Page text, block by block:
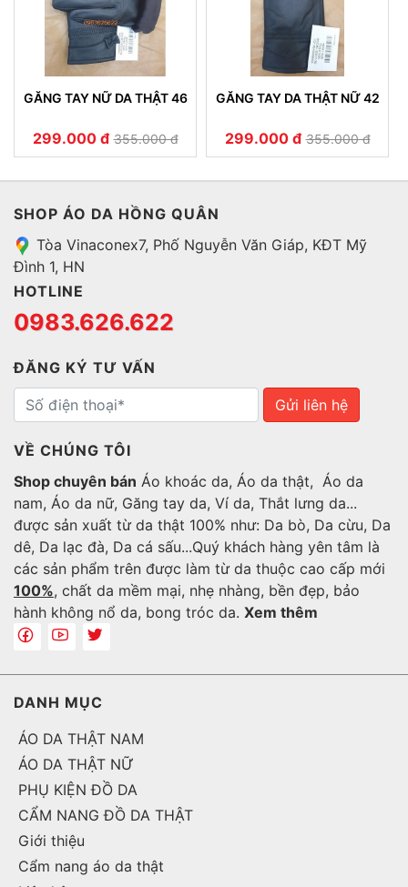
GĂNG TAY NỮ DA THẬT 46
299.000 đ 355.000 đ
GĂNG TAY DA THẬT NỮ 42
299.000 đ 355.000 đ
SHOP ÁO DA HỒNG QUÂN
Tòa Vinaconex7, Phố Nguyễn Văn Giáp, KĐT Mỹ
Đình 1, HN
HOTLINE
0983.626.622
ĐĂNG KÝ TƯ VẤN
Gửi liên hệ
VỀ CHÚNG TÔI
Shop chuyên bán Áo khoác da, Áo da thật, Áo da
nam, Áo da nữ, Găng tay da, Ví da, Thắt lưng da...
được sản xuất từ da thật 100% như: Da bò, Da cừu, Da
dê, Da lạc đà, Da cá sấu...Quý khách hàng yên tâm là
các sản phẩm trên được làm từ da thuộc cao cấp mới
100%, chất da mềm mại, nhẹ nhàng, bền đẹp, bảo
hành không nổ da, bong tróc da. Xem thêm
DANH MỤC
ÁO DA THẬT NAM
ÁO DA THẬT NỮ
PHỤ KIỆN ĐỒ DA
CẨM NANG ĐỒ DA THẬT
Giới thiệu
Cẩm nang áo da thật